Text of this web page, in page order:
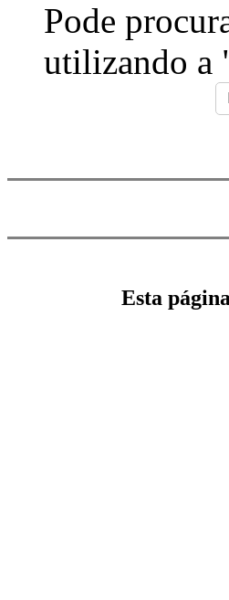
Pode
utilizando a
Esta